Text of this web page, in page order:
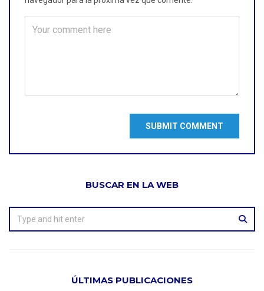
BUSCAR EN LA WEB
ÚLTIMAS PUBLICACIONES